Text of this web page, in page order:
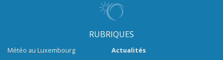
RUBRIQUES
Météo au Luxembourg
Actualités